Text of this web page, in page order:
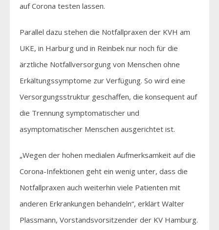
auf Corona testen lassen.
Parallel dazu stehen die Notfallpraxen der KVH am
UKE, in Harburg und in Reinbek nur noch für die
ärztliche Notfallversorgung von Menschen ohne
Erkältungssymptome zur Verfügung. So wird eine
Versorgungsstruktur geschaffen, die konsequent auf
die Trennung symptomatischer und
asymptomatischer Menschen ausgerichtet ist.
„Wegen der hohen medialen Aufmerksamkeit auf die
Corona-Infektionen geht ein wenig unter, dass die
Notfallpraxen auch weiterhin viele Patienten mit
anderen Erkrankungen behandeln“, erklärt Walter
Plassmann, Vorstandsvorsitzender der KV Hamburg.